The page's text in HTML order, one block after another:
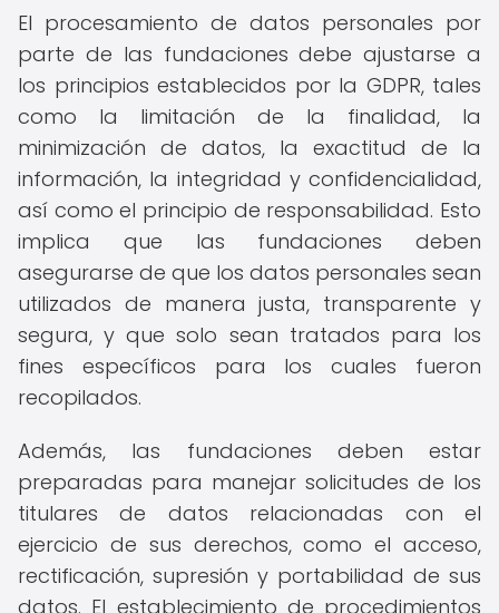
El procesamiento de datos personales por
parte de las fundaciones debe ajustarse a
los principios establecidos por la GDPR, tales
como la limitación de la finalidad, la
minimización de datos, la exactitud de la
información, la integridad y confidencialidad,
así como el principio de responsabilidad. Esto
implica que las fundaciones deben
asegurarse de que los datos personales sean
utilizados de manera justa, transparente y
segura, y que solo sean tratados para los
fines específicos para los cuales fueron
recopilados.
Además, las fundaciones deben estar
preparadas para manejar solicitudes de los
titulares de datos relacionadas con el
ejercicio de sus derechos, como el acceso,
rectificación, supresión y portabilidad de sus
datos. El establecimiento de procedimientos